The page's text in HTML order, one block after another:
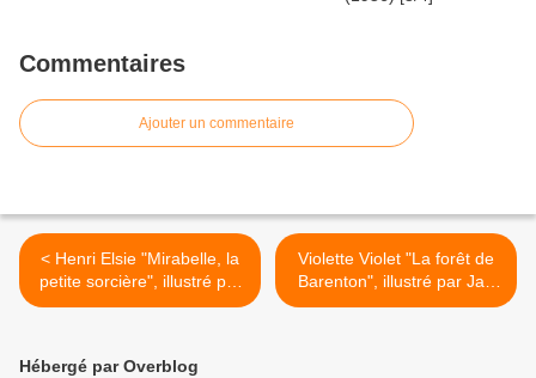
Commentaires
Ajouter un commentaire
< Henri Elsie "Mirabelle, la
petite sorcière", illustré par
Elsie Millon (1953)
Violette Violet "La forêt de
Barenton", illustré par Jan
Tinel (1953) >
Hébergé par Overblog